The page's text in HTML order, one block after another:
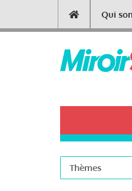
contenu
Main
Qui
Thèmes